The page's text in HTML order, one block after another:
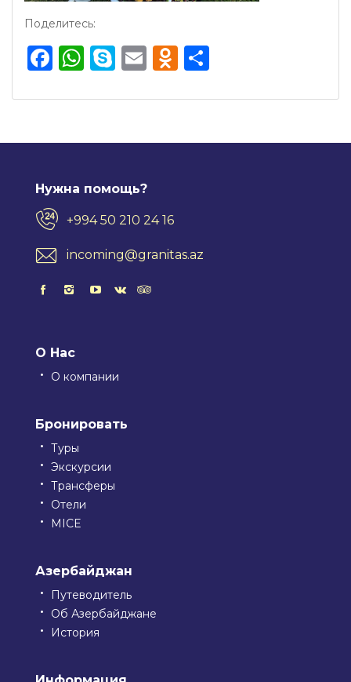
Поделитесь:
Facebook
WhatsApp
Skype
EmailOdnoklassniki
Нужна помощь?
+994 50 210 24 16
incoming@granitas.az
О Нас
О компании
Бронировать
Туры
Экскурсии
Трансферы
Отели
MICE
Азербайджан
Путеводитель
Об Азербайджане
История